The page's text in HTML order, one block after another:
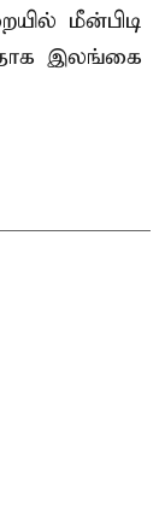
மீன்பிடி
இலங்கை